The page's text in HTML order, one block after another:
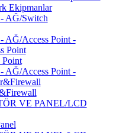
Ekipmanlar
AĞ/Switch
AĞ/Access Point -
Point
Point
AĞ/Access Point -
VE PANEL/LCD